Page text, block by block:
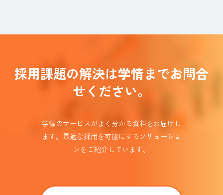
採用課題の解決は学情までお問合
せください。
学情のサービスがよく分かる資料をお届けし
ます。 最適な採用を可能にするソリューショ
ンを ご紹介しています。​